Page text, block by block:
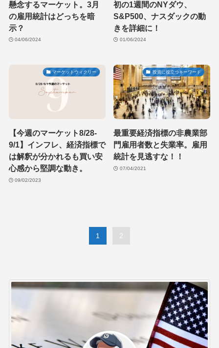
懸念するマーケット。3月
の雇用統計はどっちを暗
示？
04/06/2024
初の1週間のNYダウ、
S&P500、ナスダックの動
きを詳細に！
01/06/2024
マーケットウィクリー
【今週のマーケット8/28-
9/1】インフレ、経済指標で
は解釈が分かれるも買い安
心感から堅調な動き。
09/02/2023
投資に役立つキーワード
最重要経済指標の非農業部
門雇用者数と失業率。雇用
統計を見逃すな！！
07/04/2021
1 2